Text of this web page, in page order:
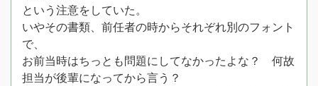
という注意をしていた。
いやその書類、前任者の時からそれぞれ別のフォント
で、
お前当時はちっとも問題にしてなかったよな？ 何故
担当が後輩になってから言う？